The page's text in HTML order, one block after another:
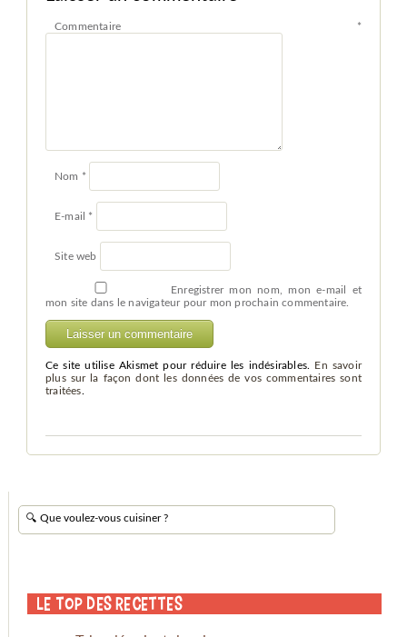
Commentaire *
Nom *
E-mail *
Site web
Enregistrer mon nom, mon e-mail et
mon site dans le navigateur pour mon prochain commentaire.
Ce site utilise Akismet pour réduire les indésirables. En savoir
plus sur la façon dont les données de vos commentaires sont
traitées.
Le Top des Recettes